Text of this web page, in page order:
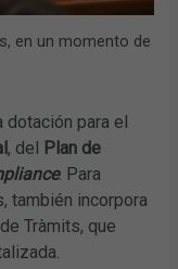
en un momento de
para el
, del
Plan de
. Para
también incorpora
Tràmits, que